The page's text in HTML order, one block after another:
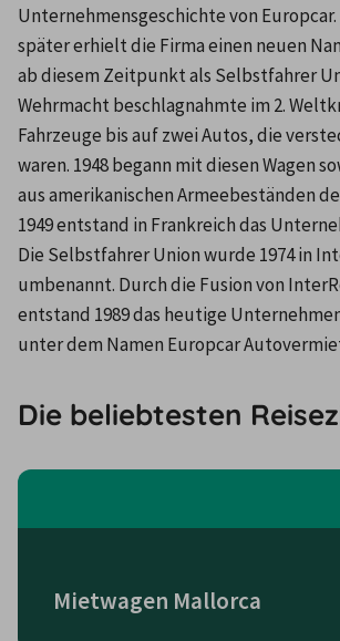
Unternehmensgeschichte von
später erhielt die Firma einen neuen
ab diesem Zeitpunkt als Selbstfahrer
Wehrmacht beschlagnahmte im 2.
Fahrzeuge bis auf zwei Autos, die
waren. 1948 begann mit diesen Wagen
aus amerikanischen Armeebeständen
1949 entstand in Frankreich das
Die Selbstfahrer Union wurde 1974 in
umbenannt. Durch die Fusion von
entstand 1989 das heutige
unter dem Namen Europcar
Die beliebtesten
Mietwagen Mallorca